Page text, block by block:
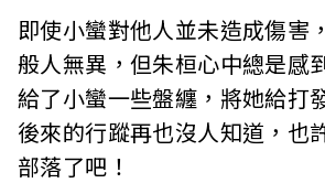
即使小蠻對他人並未造成傷害
般人無異，但朱桓心中總是感
給了小蠻一些盤纏，將她給打
後來的行蹤再也沒人知道，也
部落了吧！